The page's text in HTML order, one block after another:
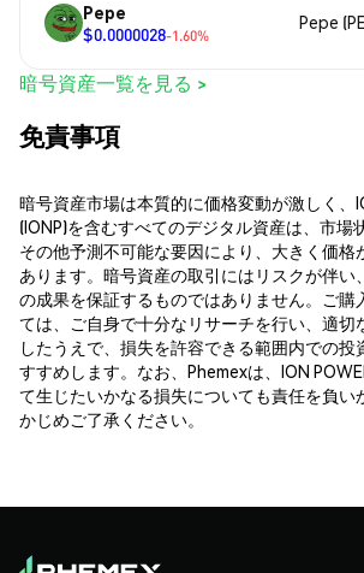
Pepe
$0.0000028-1.60%
Pepe
暗号資産一覧を見る >
免責事項
暗号資産市場は本質的に価格変動が激しく、
(IONP)を含むすべてのデジタル資産は、市場
その他予測不可能な要因により、大きく価格
あります。暗号資産の取引にはリスクが伴い
の成果を保証するものではありません。ご購
ては、ご自身で十分なリサーチを行い、適切
したうえで、損失を許容できる範囲内での投
すすめします。なお、Phemexは、ION
て生じたいかなる損失についても責任を負い
かじめご了承ください。